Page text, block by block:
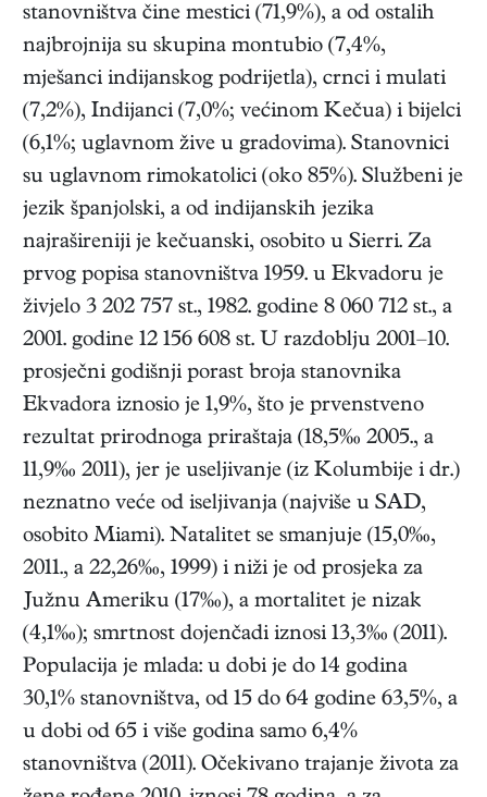
stanovništva čine mestici (71,9%), a od ostalih
najbrojnija su skupina montubio (7,4%,
mješanci indijanskog podrijetla), crnci i mulati
(7,2%), Indijanci (7,0%; većinom Kečua) i bijelci
(6,1%; uglavnom žive u gradovima). Stanovnici
su uglavnom rimokatolici (oko 85%). Službeni je
jezik španjolski, a od indijanskih jezika
najrašireniji je kečuanski, osobito u Sierri. Za
prvog popisa stanovništva 1959. u Ekvadoru je
živjelo 3 202 757 st., 1982. godine 8 060 712 st., a
2001. godine 12 156 608 st. U razdoblju 2001–10.
prosječni godišnji porast broja stanovnika
Ekvadora iznosio je 1,9%, što je prvenstveno
rezultat prirodnoga priraštaja (18,5‰ 2005., a
11,9‰ 2011), jer je useljivanje (iz Kolumbije i dr.)
neznatno veće od iseljivanja (najviše u SAD,
osobito Miami). Natalitet se smanjuje (15,0‰,
2011., a 22,26‰, 1999) i niži je od prosjeka za
Južnu Ameriku (17‰), a mortalitet je nizak
(4,1‰); smrtnost dojenčadi iznosi 13,3‰ (2011).
Populacija je mlada: u dobi je do 14 godina
30,1% stanovništva, od 15 do 64 godine 63,5%, a
u dobi od 65 i više godina samo 6,4%
stanovništva (2011). Očekivano trajanje života za